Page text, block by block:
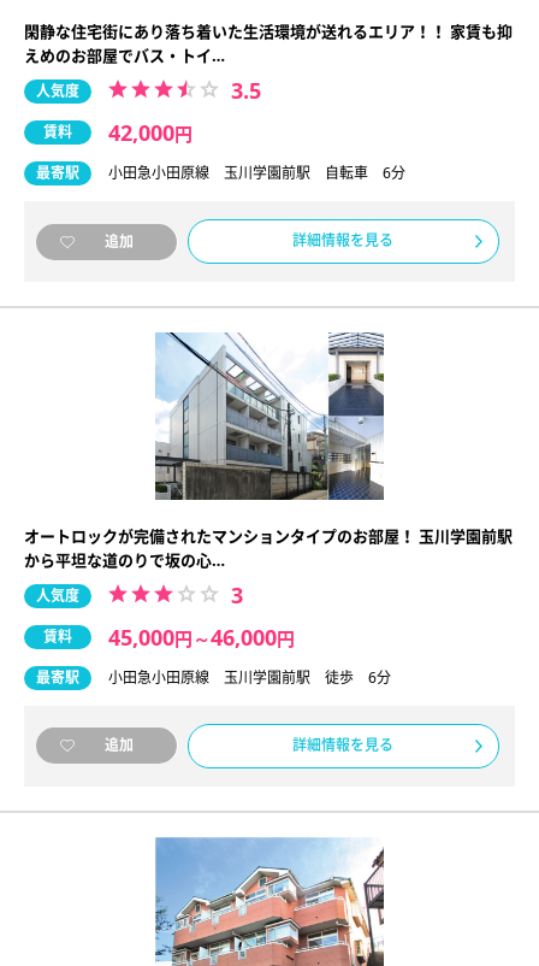
閑静な住宅街にあり落ち着いた生活環境が送れるエリア！！ 家賃も抑
えめのお部屋でバス・トイ…
人気度 3.5
賃料 42,000円
最寄駅 小田急小田原線 玉川学園前駅 自転車 6分
追加 詳細情報を見る
オートロックが完備されたマンションタイプのお部屋！ 玉川学園前駅
から平坦な道のりで坂の心…
人気度 3
賃料 45,000円 ～46,000円
最寄駅 小田急小田原線 玉川学園前駅 徒歩 6分
追加 詳細情報を見る